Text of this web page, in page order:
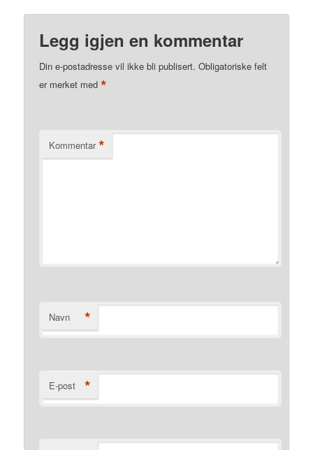
Legg igjen en kommentar
Din e-postadresse vil ikke bli publisert. Obligatoriske felt
er merket med*
Kommentar *
Navn *
E-post *